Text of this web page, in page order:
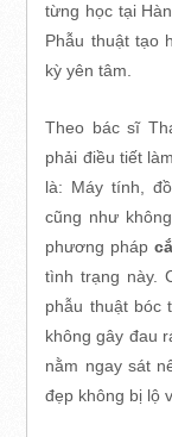
từng học tại
Phẫu thuật tạo
kỳ yên tâm.
Theo bác sĩ
phải điều tiết
là: Máy tính,
cũng như
phương pháp
tình trạng này.
phẫu thuật bóc
không gây đau
nằm ngay sát
đẹp không bị lộ